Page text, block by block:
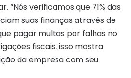
“Nós verificamos que 71% das
suas finanças através de
pagar multas por falhas no
fiscais, isso mostra
da empresa com seu